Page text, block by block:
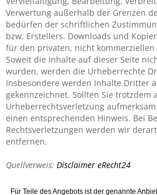
Verwertung außerhalb der Grenzen
bedürfen der schriftlichen
bzw. Erstellers. Downloads und
für den privaten, nicht kommerziellen
Soweit die Inhalte auf dieser Seite
wurden, werden die Urheberrechte
Insbesondere werden Inhalte Dritter
gekennzeichnet. Sollten Sie trotzdem
Urheberrechtsverletzung
einen entsprechenden Hinweis. Bei
Rechtsverletzungen werden wir
entfernen.
Quellverweis: Disclaimer eRecht24